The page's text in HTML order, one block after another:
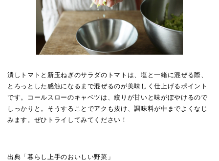
潰しトマトと新玉ねぎのサラダのトマトは、塩と一緒に混ぜる際、
とろっとした感触になるまで混ぜるのが美味しく仕上げるポイント
です。コールスローのキャベツは、絞りが甘いと味がぼやけるので
しっかりと。そうすることでアクも抜け、調味料が中までよくなじ
みます。ぜひトライしてみてください！
出典「暮らし上手のおいしい野菜」